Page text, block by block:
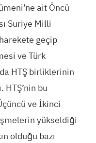
ait Öncü
Suriye Milli
geçip
ve Türk
HTŞ birliklerinin
bu
ve İkinci
yükseldiği
olduğu bazı